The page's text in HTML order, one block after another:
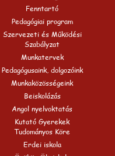
Fenntartó
Pedagógiai program
Szervezeti és Működési
Szabályzat
Munkatervek
Pedagógusaink, dolgozóink
Munkaközösségeink
Beiskolázás
Angol nyelvoktatás
Kutató Gyerekek
Tudományos Köre
Erdei iskola